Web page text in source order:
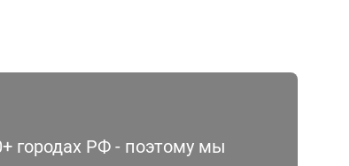
городах РФ - поэтому мы